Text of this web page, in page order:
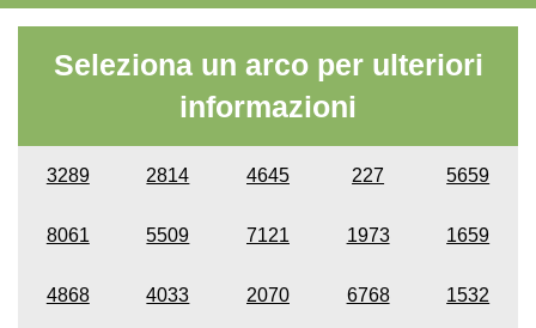
Seleziona un arco per ulteriori
informazioni
3289 2814 4645 227 5659
8061 5509 7121 1973 1659
4868 4033 2070 6768 1532